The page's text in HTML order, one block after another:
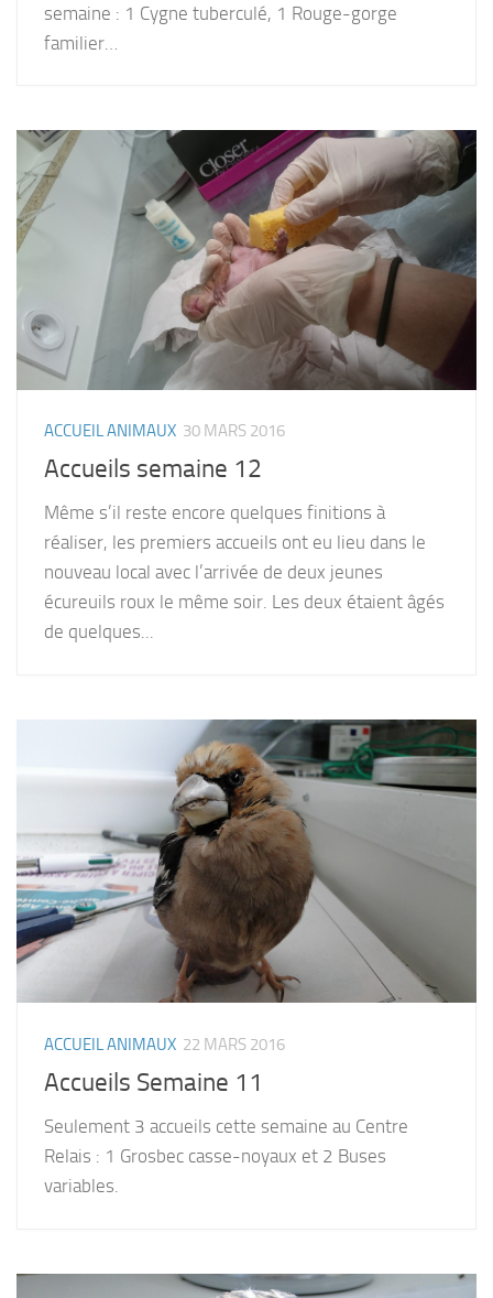
semaine : 1 Cygne tuberculé, 1 Rouge-gorge
familier…
ACCUEIL ANIMAUX 30 MARS 2016
Accueils semaine 12
Même s’il reste encore quelques finitions à
réaliser, les premiers accueils ont eu lieu dans le
nouveau local avec l’arrivée de deux jeunes
écureuils roux le même soir. Les deux étaient âgés
de quelques...
ACCUEIL ANIMAUX 22 MARS 2016
Accueils Semaine 11
Seulement 3 accueils cette semaine au Centre
Relais : 1 Grosbec casse-noyaux et 2 Buses
variables.